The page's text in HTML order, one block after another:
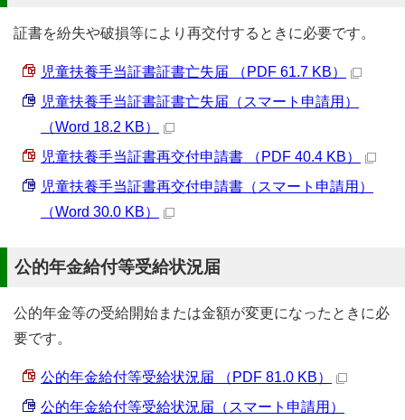
証書を紛失や破損等により再交付するときに必要です。
児童扶養手当証書証書亡失届 （PDF 61.7 KB）
児童扶養手当証書証書亡失届（スマート申請用）
（Word 18.2 KB）
児童扶養手当証書再交付申請書 （PDF 40.4 KB）
児童扶養手当証書再交付申請書（スマート申請用）
（Word 30.0 KB）
公的年金給付等受給状況届
公的年金等の受給開始または金額が変更になったときに必
要です。
公的年金給付等受給状況届 （PDF 81.0 KB）
公的年金給付等受給状況届（スマート申請用）